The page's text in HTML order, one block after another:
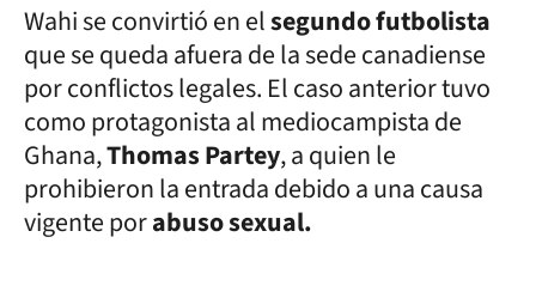
Wahi se convirtió en elsegundo futbolista
que se queda afuera de la sede canadiense
por conflictos legales. El caso anterior tuvo
como protagonista al mediocampista de
Ghana,Thomas Partey, a quien le
prohibieron la entrada debido a una causa
vigente porabuso sexual.